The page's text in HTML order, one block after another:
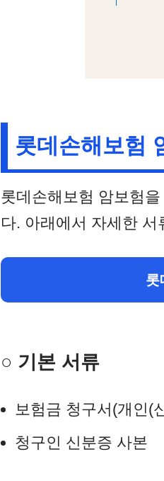
롯데손해보험
롯데손해보험 암보험
다. 아래에서 자세한
롯
○ 기본 서류
보험금 청구서(개인(
청구인 신분증 사본